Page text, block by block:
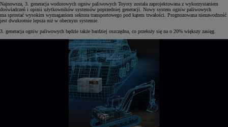
Najnowsza, 3. generacja wodorowych ogniw paliwowych Toyoty została zaprojektowana z wykorzystaniem
doświadczeń i opinii użytkowników systemów poprzedniej generacji. Nowy system ogniw paliwowych
ma sprostać wysokim wymaganiom sektora transportowego pod kątem trwałości. Prognozowana niezawodność
jest dwukrotnie lepsza niż w obecnym systemie.
3. generacja ogniw paliwowych będzie także bardziej oszczędna, co przełoży się na o 20% większy zasięg.